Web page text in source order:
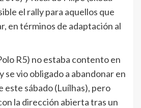
el rally para aquellos que
en términos de adaptación al
R5) no estaba contento en
se vio obligado a abandonar en
este sábado (Luílhas), pero
la dirección abierta tras un